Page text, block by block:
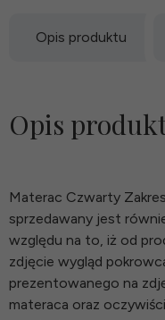
Opis produktu
Opis
Materac Czwarty
sprzedawany jest
względu na to, iż od
zdjęcie wygląd
prezentowanego na
materaca oraz